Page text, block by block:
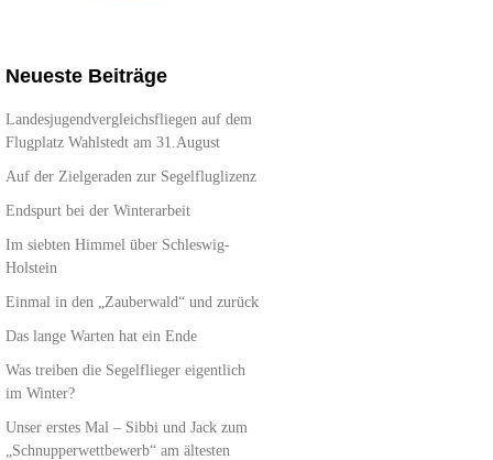
Neueste Beiträge
Landesjugendvergleichsfliegen auf dem
Flugplatz Wahlstedt am 31.August
Auf der Zielgeraden zur Segelfluglizenz
Endspurt bei der Winterarbeit
Im siebten Himmel über Schleswig-
Holstein
Einmal in den „Zauberwald“ und zurück
Das lange Warten hat ein Ende
Was treiben die Segelflieger eigentlich
im Winter?
Unser erstes Mal – Sibbi und Jack zum
„Schnupperwettbewerb“ am ältesten